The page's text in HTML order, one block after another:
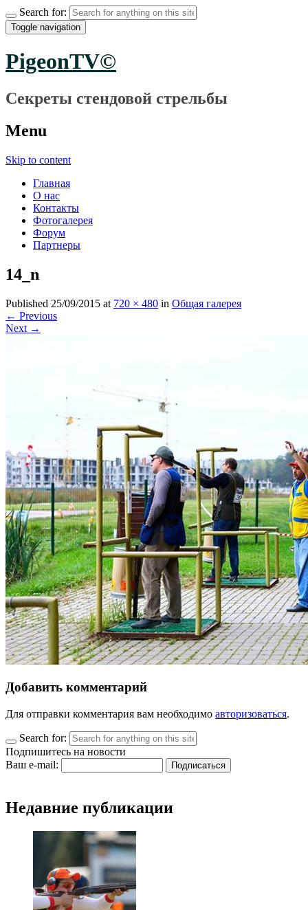
Search for:
Toggle navigation
PigeonTV©
Секреты стендовой стрельбы
Menu
Skip to content
Главная
О нас
Контакты
Фотогалерея
Форум
Партнеры
14_n
Published 25/09/2015 at 720 × 480 in Общая галерея
← Previous
Next →
Добавить комментарий
Для отправки комментария вам необходимо авторизоваться.
Search for:
Подпишитесь на новости
Ваш e-mail:
Недавние публикации